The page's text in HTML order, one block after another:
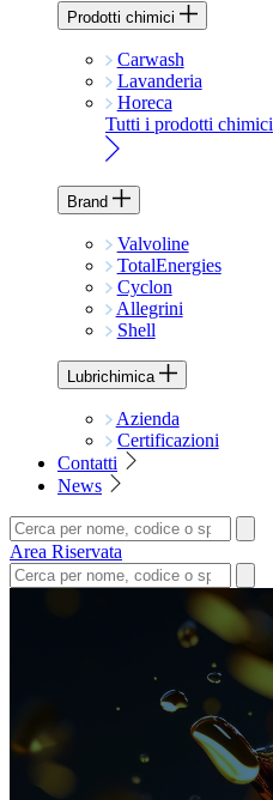
Prodotti chimici
Carwash
Lavanderia
Horeca
Tutti i prodotti chimici
Brand
Valvoline
TotalEnergies
Cyclon
Allegrini
Shell
Lubrichimica
Azienda
Certificazioni
Contatti
News
Area Riservata